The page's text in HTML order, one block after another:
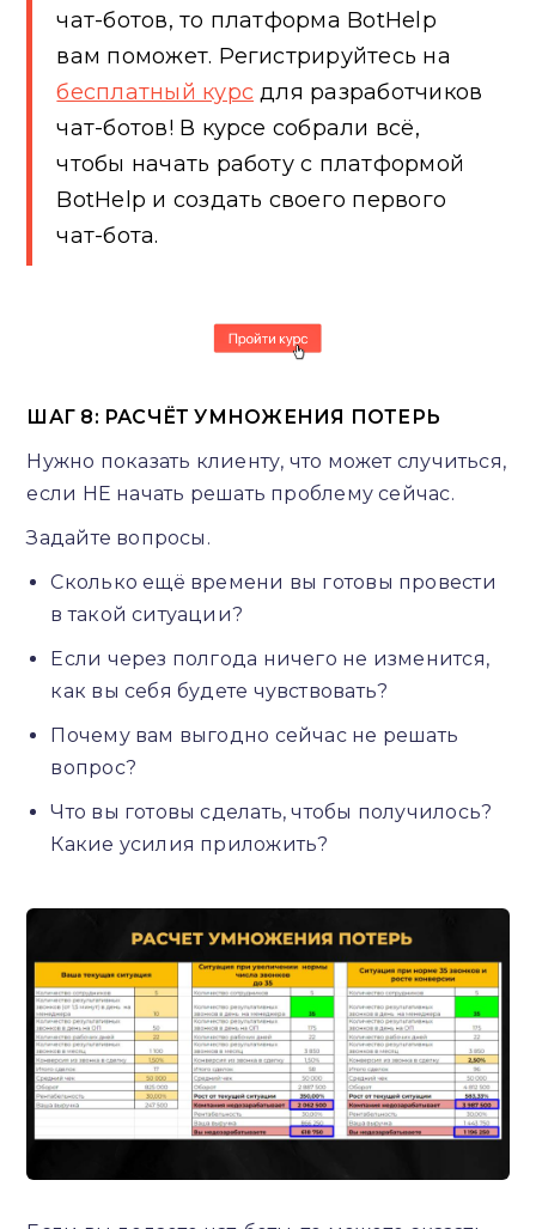
чат-ботов, то платформа BotHelp
вам поможет. Регистрируйтесь на
бесплатный курс для разработчиков
чат-ботов! В курсе собрали всё,
чтобы начать работу с платформой
BotHelp и создать своего первого
чат-бота.
ШАГ 8: РАСЧЁТ УМНОЖЕНИЯ ПОТЕРЬ
Нужно показать клиенту, что может случиться,
если НЕ начать решать проблему сейчас.
Задайте вопросы.
Сколько ещё времени вы готовы провести
в такой ситуации?
Если через полгода ничего не изменится,
как вы себя будете чувствовать?
Почему вам выгодно сейчас не решать
вопрос?
Что вы готовы сделать, чтобы получилось?
Какие усилия приложить?